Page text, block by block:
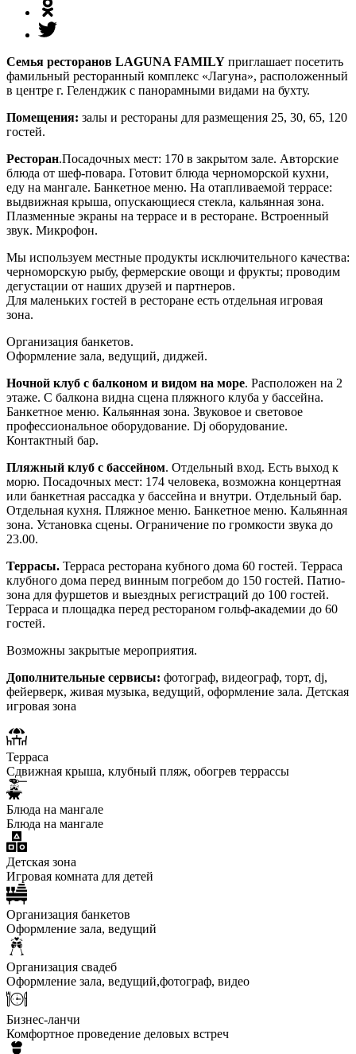
Семья ресторанов LAGUNA FAMILY приглашает посетить
фамильный ресторанный комплекс «Лагуна», расположенный
в центре г. Геленджик с панорамными видами на бухту.
Помещения: залы и рестораны для размещения 25, 30, 65, 120
гостей.
Ресторан.Посадочных мест: 170 в закрытом зале. Авторские
блюда от шеф-повара. Готовит блюда черноморской кухни,
еду на мангале. Банкетное меню. На отапливаемой террасе:
выдвижная крыша, опускающиеся стекла, кальянная зона.
Плазменные экраны на террасе и в ресторане. Встроенный
звук. Микрофон.
Мы используем местные продукты исключительного качества:
черноморскую рыбу, фермерские овощи и фрукты; проводим
дегустации от наших друзей и партнеров.
Для маленьких гостей в ресторане есть отдельная игровая
зона.
Организация банкетов.
Оформление зала, ведущий, диджей.
Ночной клуб с балконом и видом на море. Расположен на 2
этаже. С балкона видна сцена пляжного клуба у бассейна.
Банкетное меню. Кальянная зона. Звуковое и световое
профессиональное оборудование. Dj оборудование.
Контактный бар.
Пляжный клуб с бассейном. Отдельный вход. Есть выход к
морю. Посадочных мест: 174 человека, возможна концертная
или банкетная рассадка у бассейна и внутри. Отдельный бар.
Отдельная кухня. Пляжное меню. Банкетное меню. Кальянная
зона. Установка сцены. Ограничение по громкости звука до
23.00.
Террасы. Терраса ресторана кубного дома 60 гостей. Терраса
клубного дома перед винным погребом до 150 гостей. Патио-
зона для фуршетов и выездных регистраций до 100 гостей.
Терраса и площадка перед рестораном гольф-академии до 60
гостей.
Возможны закрытые мероприятия.
Дополнительные сервисы: фотограф, видеограф, торт, dj,
фейерверк, живая музыка, ведущий, оформление зала. Детская
игровая зона
Терраса
Сдвижная крыша, клубный пляж, обогрев террассы
Блюда на мангале
Блюда на мангале
Детская зона
Игровая комната для детей
Организация банкетов
Оформление зала, ведущий
Организация свадеб
Оформление зала, ведущий,фотограф, видео
Бизнес-ланчи
Комфортное проведение деловых встреч